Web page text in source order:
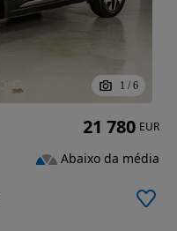
1 / 6
21 780 EUR
Abaixo da média